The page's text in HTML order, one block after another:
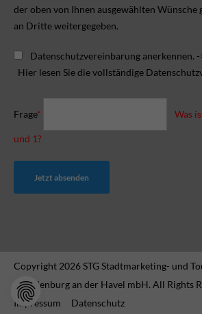
der oben von Ihnen ausgewählten
an Dritte weitergegeben.
Datenschutzvereinbarung anerkennen. -
Hier lesen Sie die vollständige
Frage* Was
und 1?
Jetzt absenden
Copyright 2026 STG Stadtmarketing- und
Brandenburg an der Havel mbH. All Rights
Impressum
Datenschutz